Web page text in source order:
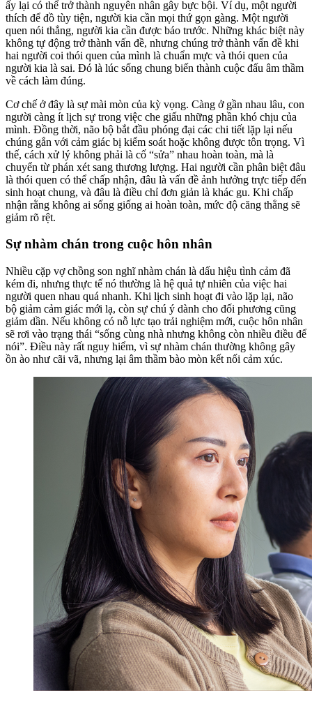
ấy lại có thể trở thành nguyên nhân gây bực bội. Ví dụ, một người
thích để đồ tùy tiện, người kia cần mọi thứ gọn gàng. Một người
quen nói thẳng, người kia cần được báo trước. Những khác biệt này
không tự động trở thành vấn đề, nhưng chúng trở thành vấn đề khi
hai người coi thói quen của mình là chuẩn mực và thói quen của
người kia là sai. Đó là lúc sống chung biến thành cuộc đấu âm thầm
về cách làm đúng.
Cơ chế ở đây là sự mài mòn của kỳ vọng. Càng ở gần nhau lâu, con
người càng ít lịch sự trong việc che giấu những phần khó chịu của
mình. Đồng thời, não bộ bắt đầu phóng đại các chi tiết lặp lại nếu
chúng gắn với cảm giác bị kiểm soát hoặc không được tôn trọng. Vì
thế, cách xử lý không phải là cố “sửa” nhau hoàn toàn, mà là
chuyển từ phán xét sang thương lượng. Hai người cần phân biệt đâu
là thói quen có thể chấp nhận, đâu là vấn đề ảnh hưởng trực tiếp đến
sinh hoạt chung, và đâu là điều chỉ đơn giản là khác gu. Khi chấp
nhận rằng không ai sống giống ai hoàn toàn, mức độ căng thẳng sẽ
giảm rõ rệt.
Sự nhàm chán trong cuộc hôn nhân
Nhiều cặp vợ chồng son nghĩ nhàm chán là dấu hiệu tình cảm đã
kém đi, nhưng thực tế nó thường là hệ quả tự nhiên của việc hai
người quen nhau quá nhanh. Khi lịch sinh hoạt đi vào lặp lại, não
bộ giảm cảm giác mới lạ, còn sự chú ý dành cho đối phương cũng
giảm dần. Nếu không có nỗ lực tạo trải nghiệm mới, cuộc hôn nhân
sẽ rơi vào trạng thái “sống cùng nhà nhưng không còn nhiều điều để
nói”. Điều này rất nguy hiểm, vì sự nhàm chán thường không gây
ồn ào như cãi vã, nhưng lại âm thầm bào mòn kết nối cảm xúc.